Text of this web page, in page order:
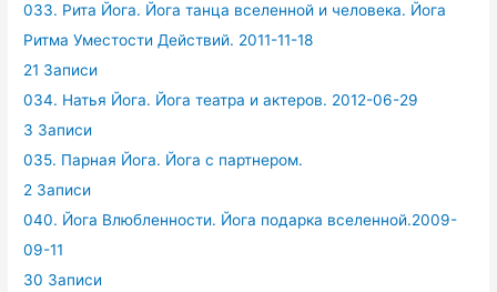
033. Рита Йога. Йога танца вселенной и человека. Йога
Ритма Уместости Действий. 2011-11-18
21 Записи
034. Натья Йога. Йога театра и актеров. 2012-06-29
3 Записи
035. Парная Йога. Йога с партнером.
2 Записи
040. Йога Влюбленности. Йога подарка вселенной.2009-
09-11
30 Записи